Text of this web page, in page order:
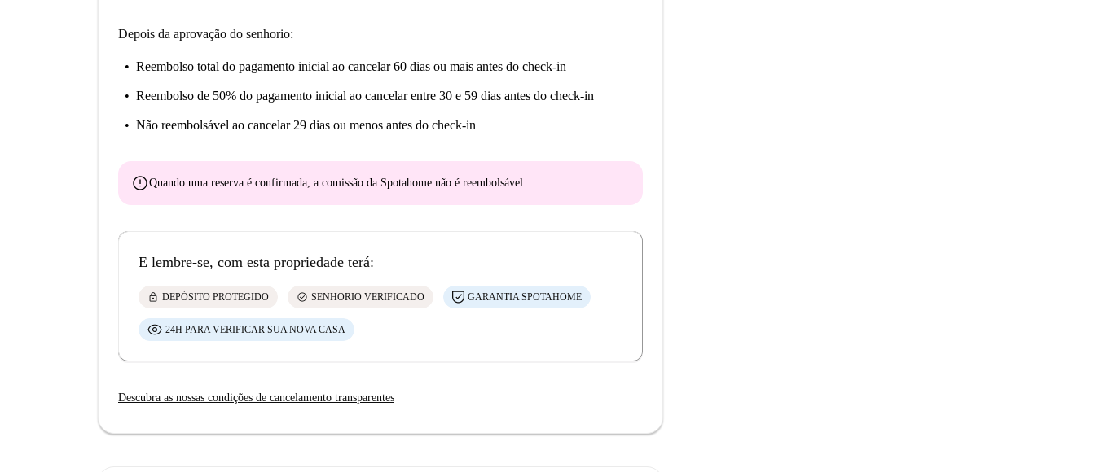
Depois da aprovação do senhorio:
Reembolso total do pagamento inicial ao cancelar 60 dias ou mais antes do check-in
Reembolso de 50% do pagamento inicial ao cancelar entre 30 e 59 dias antes do check-in
Não reembolsável ao cancelar 29 dias ou menos antes do check-in
errorQuando uma reserva é confirmada, a comissão da Spotahome não é reembolsável
E lembre-se, com esta propriedade terá:
lock DEPÓSITO PROTEGIDO check_circle SENHORIO VERIFICADO GARANTIA SPOTAHOME
24H PARA VERIFICAR SUA NOVA CASA
Descubra as nossas condições de cancelamento transparentes